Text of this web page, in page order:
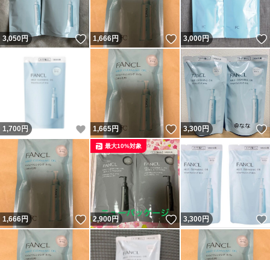
3,050円 いいね！
1,666円 いいね！
3,000円
1,700 円 いいね！
1,665円 いいね！
3,300円
1,666円 いいね！
2,900円 いいね！
最大10%対象
3,300円